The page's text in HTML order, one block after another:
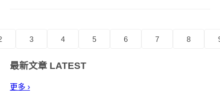
3 4 5 6 7 8
最新文章 LATEST
更多 ›